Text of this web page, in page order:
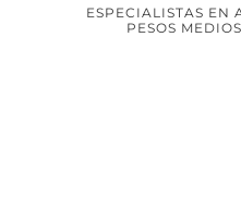
ESPECIALISTAS EN
PESOS MEDIOS